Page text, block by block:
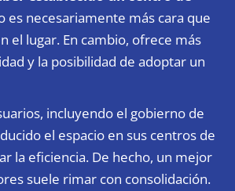
es necesariamente más cara que
el lugar. En cambio, ofrece más
y la posibilidad de adoptar un
incluyendo el gobierno de
el espacio en sus centros de
la eficiencia. De hecho, un mejor
suele rimar con consolidación.